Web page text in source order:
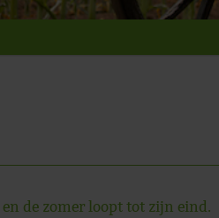
de zomer loopt tot zijn eind.